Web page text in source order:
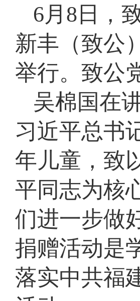
6月8日，
新丰（致公
举行。致公
吴棉国在
习近平总书
年儿童，致
平同志为核
们进一步做
捐赠活动是
落实中共福